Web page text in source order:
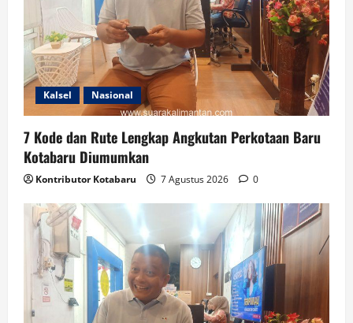
Kalsel Nasional
7 Kode dan Rute Lengkap Angkutan Perkotaan Baru
Kotabaru Diumumkan
Kontributor Kotabaru 7 Agustus 2026 0